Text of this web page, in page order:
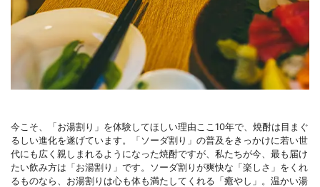
今こそ、「お湯割り」を体験してほしい理由ここ10年で、焼酎は目まぐ
るしい進化を遂げています。「ソーダ割り」の普及をきっかけに若い世
代にも広く親しまれるようになった焼酎ですが、私たちが今、最も届け
たい飲み方は「お湯割り」です。ソーダ割りが爽快な「楽しさ」をくれ
るものなら、お湯割りは心も体も満たしてくれる「癒やし」。温かい湯